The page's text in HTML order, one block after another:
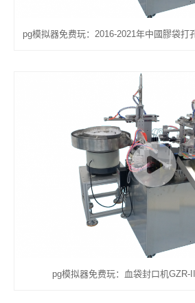
pg模拟器免费玩：血袋封口机GZR-